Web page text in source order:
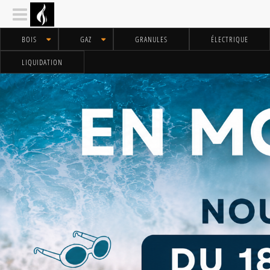
BOIS GAZ GRANULES ÉLECTRIQUE
LIQUIDATION